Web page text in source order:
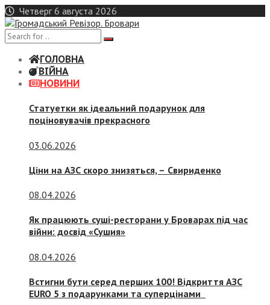
Skip
to
content
Четверг 6 августа 2026
ГОЛОВНА
ВІЙНА
НОВИНИ
Статуетки як ідеальний подарунок для
поціновувачів прекрасного
03.06.2026
Ціни на АЗС скоро знизяться, – Свириденко
08.04.2026
Як працюють суші-ресторани у Броварах під час
війни: досвід «Сушия»
08.04.2026
Встигни бути серед перших 100! Відкриття АЗС
EURO 5 з подарунками та суперцінами